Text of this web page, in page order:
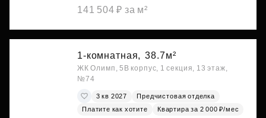
141 504 ₽ за м²
1-комнатная, 38.7м²
ЖК Олимп, 5В корпус, 1 секция, 13 этаж,
№74
3 кв 2027
Предчистовая отделка
Платите как хотите
Квартира за 2 000 ₽/мес